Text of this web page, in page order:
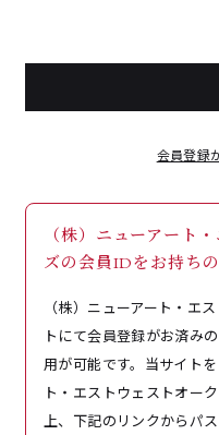
会員登録
（株）ニューアート
ズの会員IDをお持ち
（株）ニューアート・エ
トにて会員登録がお済み
用が可能です。当サイト
ト・エストウェストオー
上、下記のリンクからパ